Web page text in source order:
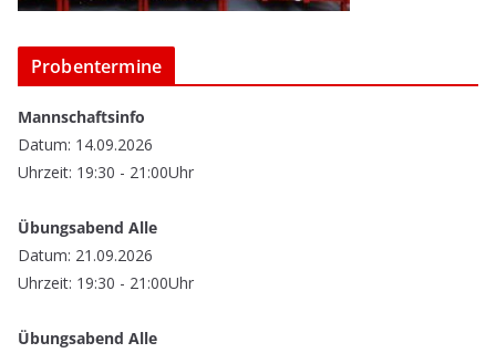
Probentermine
Mannschaftsinfo
Datum: 14.09.2026
Uhrzeit: 19:30 - 21:00Uhr
Übungsabend Alle
Datum: 21.09.2026
Uhrzeit: 19:30 - 21:00Uhr
Übungsabend Alle